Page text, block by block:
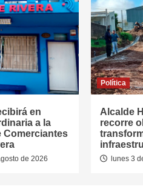
en
a la
Comerciantes
de 2026
Política
Alcalde
recorre
lunes 3